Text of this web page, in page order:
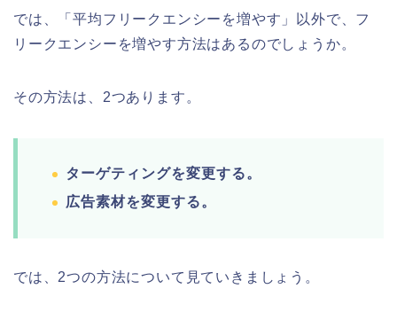
では、「平均フリークエンシーを増やす」以外で、フ
リークエンシーを増やす方法はあるのでしょうか。
その方法は、2つあります。
ターゲティングを変更する。
広告素材を変更する。
では、2つの方法について見ていきましょう。